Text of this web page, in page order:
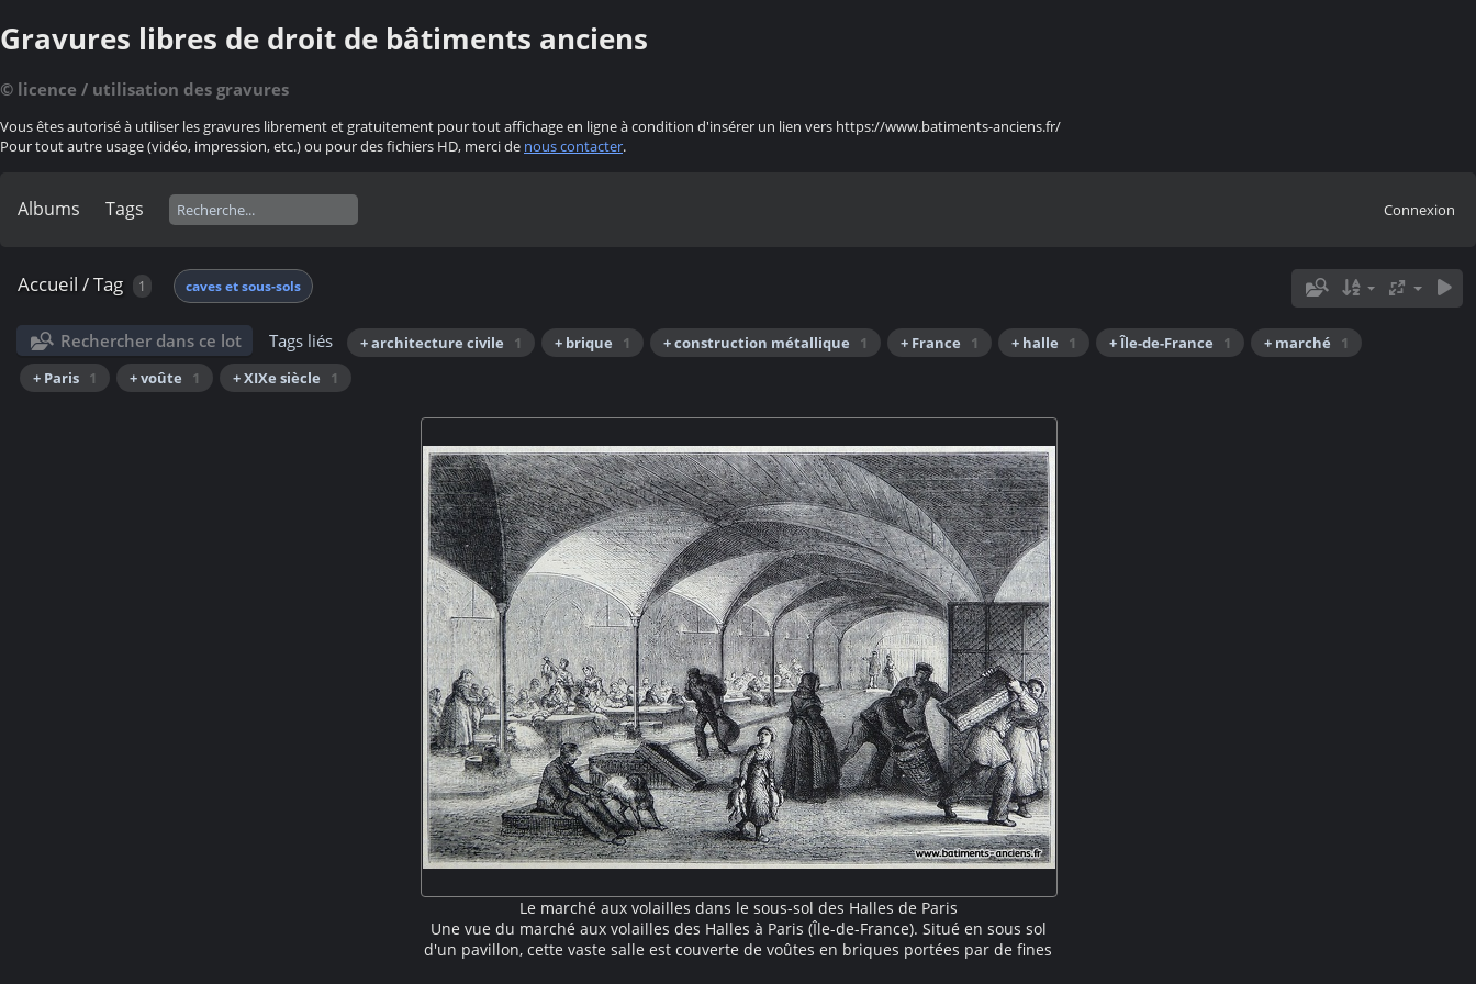
Gravures libres de droit de bâtiments anciens
© licence / utilisation des gravures
Vous êtes autorisé à utiliser les gravures librement et gratuitement pour tout affichage en ligne à condition d'insérer un lien vers https://www.batiments-anciens.fr/
Pour tout autre usage (vidéo, impression, etc.) ou pour des fichiers HD, merci de nous contacter.
Albums Tags Connexion
Accueil /Tag 1 caves et sous-sols
Rechercher dans ce lot Tags liés + architecture civile 1 + brique 1 + construction métallique 1 + France 1 + halle 1 + Île-de-France 1 + marché
1
+ Paris 1 + voûte 1 + XIXe siècle 1
Le marché aux volailles dans le sous-sol des Halles de Paris
Une vue du marché aux volailles des Halles à Paris (Île-de-France). Situé en sous sol
d'un pavillon, cette vaste salle est couverte de voûtes en briques portées par de fines